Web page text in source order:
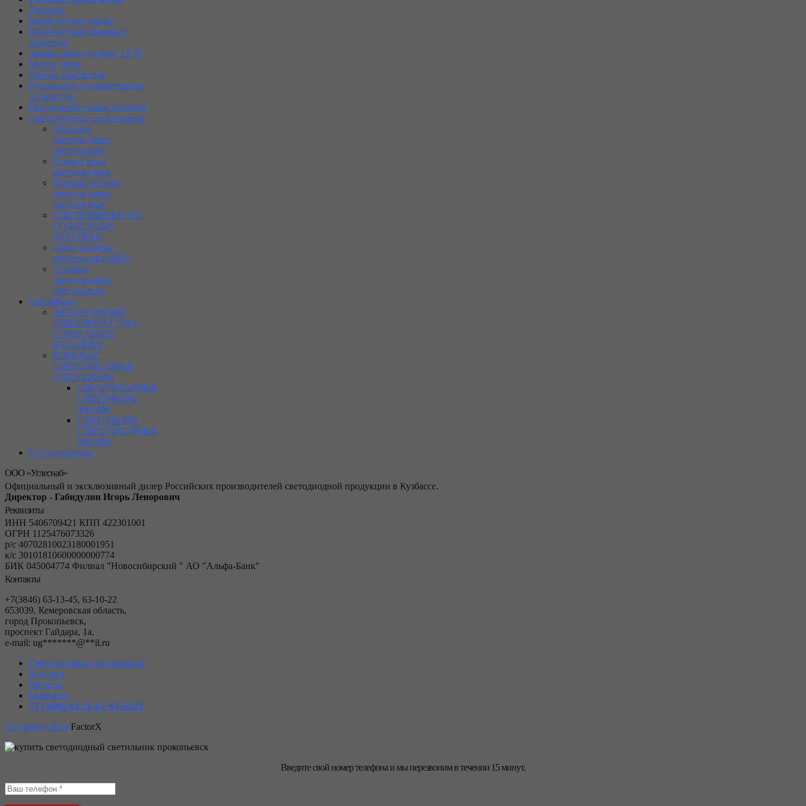
Датчики
Композитные опоры
Композитные парковые
скамейки
Лампы светодиодные 127В
Мачты связи
Опоры освещения
Пусковая и соединительная
аппаратура
Распределительные коробки
Светодиодные светильники
Офисные
светодиодные
светильники
Прожекторы
светодиодные
Промышленные
светодиодные
светильники
СВЕТИЛЬНИКИ НА
СОЛНЕЧНЫХ
БАТАРЕЯХ
Светодиодные
светильники ЖКХ
Уличные
светодиодные
светильники
Светофоры
АВТОНОМНЫЙ
СВЕТОФОР Т 7 НА
СОЛНЕЧНЫХ
БАТАРЕЯХ
ПЛОСКИЕ
СВЕТОДИОДНЫЕ
СВЕТОФОРЫ
СВЕТОДИОДНЫЕ
СВЕТОФОРЫ
300 ММ
СВЕТОФОРЫ
СВЕТОДИОДНЫЕ
200 ММ
Сигнализаторы
ООО «Углеснаб»
Официальный и эксклюзивный дилер Российских производителей светодиодной продукции в Кузбассе.
Директор - Габидулин Игорь Ленорович
Реквизиты
ИНН 5406709421 КПП 422301001
ОГРН 1125476073326
р/с 40702810023180001951
к/с 30101810600000000774
БИК 045004774 Филиал "Новосибирский " АО "Альфа-Банк"
Контакты
+7(3846) 63-13-45, 63-10-22
653039, Кемеровская область,
город Прокопьевск,
проспект Гайдара, 1а.
е-mail: ug*******@**il.ru
Светодиодные светильники
Магазин
Расчеты
Контакты
+7 (3846) 63-13-45, 63-10-22
Создание сайта FactorX
Введите свой номер телефона и мы перезвоним в течении 15 минут.